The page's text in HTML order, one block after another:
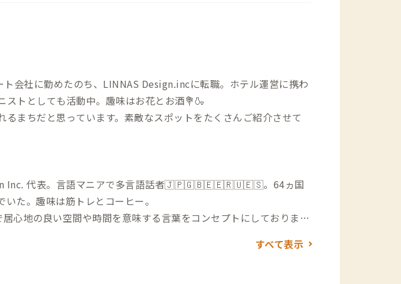
会社に勤めたのち、LINNAS Design.incに転職。ホテル運営に携わ
ストとしても活動中。趣味はお花とお酒💐🍶
るまちだと思っています。素敵なスポットをたくさんご紹介させて
Inc. 代表。言語マニアで多言語話者🇯🇵🇬🇧🇪🇪🇷🇺🇪🇸。64ヵ国
た。趣味は筋トレとコーヒー。
心地の良い空間や時間を意味する言葉をコンセプトにしておりま
すべて表示